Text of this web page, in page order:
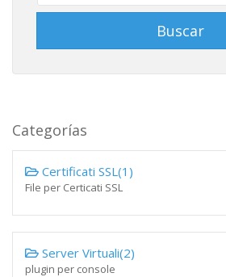
Categorías
Certificati SSL(1)
File per Certicati SSL
Server Virtuali(2)
plugin per console